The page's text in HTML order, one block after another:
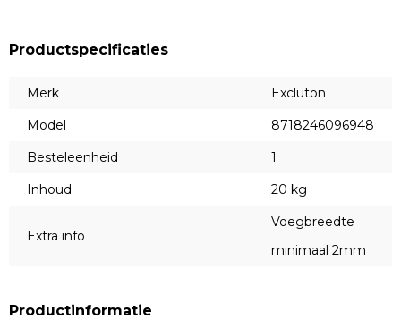
Productspecificaties
Merk
Excluton
Model
8718246096948
Besteleenheid
1
Inhoud
20 kg
Extra info
Voegbreedte
minimaal 2mm
Productinformatie